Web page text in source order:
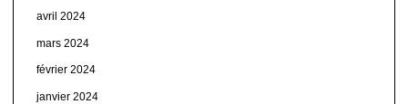
avril 2024
mars 2024
février 2024
janvier 2024